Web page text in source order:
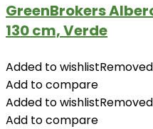
GreenBrokers
130 cm, Verde
Added to wishlist
Add to compare
Added to wishlist
Add to compare